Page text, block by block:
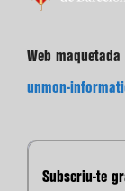
Web maquetada
unmon-
Subscriu-te